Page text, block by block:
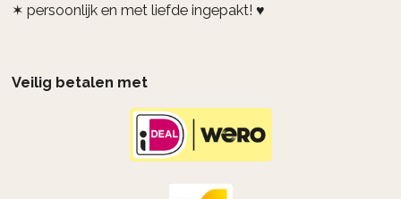
✶ persoonlijk en met liefde ingepakt! ♥
Veilig betalen met